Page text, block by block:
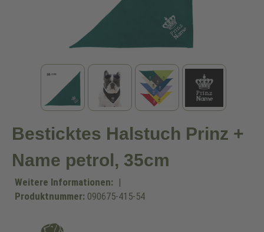
Besticktes Halstuch Prinz +
Name petrol, 35cm
Weitere Informationen: |
Produktnummer: 090675-415-54